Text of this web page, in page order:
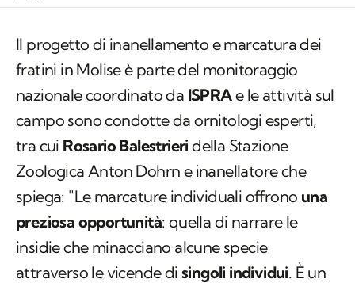
Il progetto di inanellamento e marcatura dei
fratini in Molise è parte del monitoraggio
nazionale coordinato da ISPRAe le attività sul
campo sono condotte da ornitologi esperti,
tra cui Rosario Balestrieri della Stazione
Zoologica Anton Dohrn e inanellatore che
spiega: "Le marcature individuali offrono una
preziosa opportunità: quella di narrare le
insidie che minacciano alcune specie
attraverso le vicende di singoli individui. È un